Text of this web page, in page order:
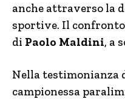
anche attraverso la
sportive. Il
di Paolo Maldini, a
Nella testimonianza
campionessa